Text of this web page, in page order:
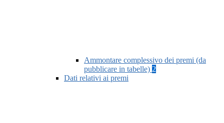
Ammontare complessivo dei premi (da
pubblicare in tabelle) 2
Dati relativi ai premi